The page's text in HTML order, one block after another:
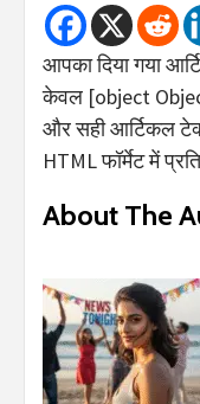
आपका दिया गया
केवल [object
और सही आर्टिकल
HTML फॉर्मेट में
About The